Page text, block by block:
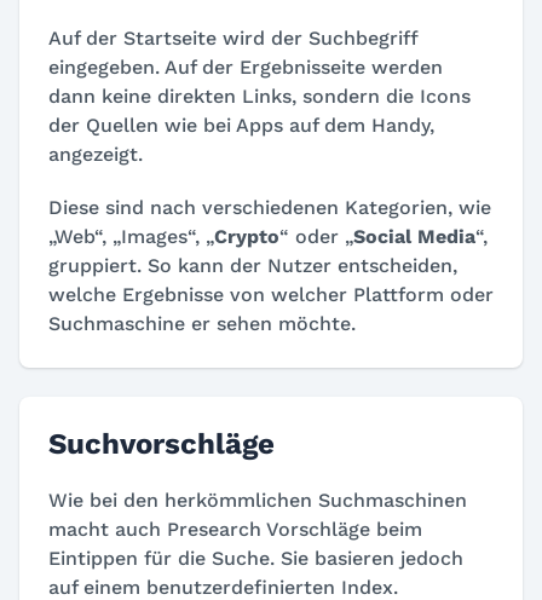
Auf der Startseite wird der Suchbegriff
eingegeben. Auf der Ergebnisseite werden
dann keine direkten Links, sondern die Icons
der Quellen wie bei Apps auf dem Handy,
angezeigt.
Diese sind nach verschiedenen Kategorien, wie
„Web“, „Images“, „Crypto“ oder „Social Media“,
gruppiert. So kann der Nutzer entscheiden,
welche Ergebnisse von welcher Plattform oder
Suchmaschine er sehen möchte.
Suchvorschläge
Wie bei den herkömmlichen Suchmaschinen
macht auch Presearch Vorschläge beim
Eintippen für die Suche. Sie basieren jedoch
auf einem benutzerdefinierten Index.